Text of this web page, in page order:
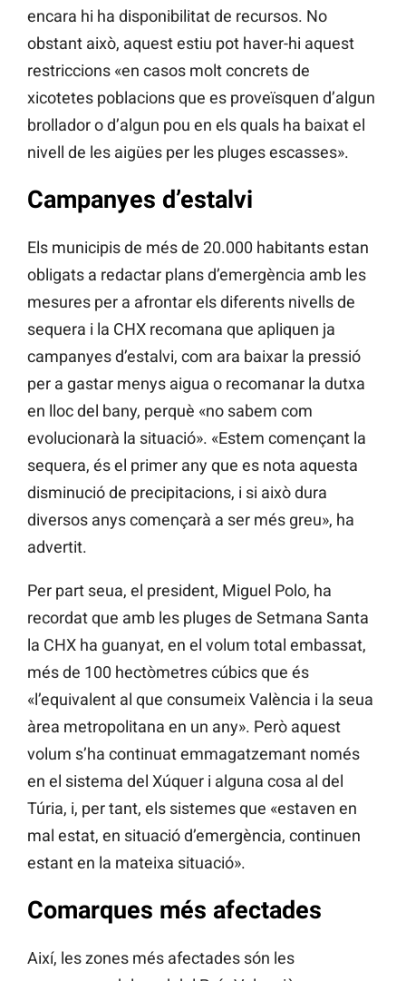
encara hi ha disponibilitat de recursos. No
obstant això, aquest estiu pot haver-hi aquest
restriccions «en casos molt concrets de
xicotetes poblacions que es proveïsquen d’algun
brollador o d’algun pou en els quals ha baixat el
nivell de les aigües per les pluges escasses».
Campanyes d’estalvi
Els municipis de més de 20.000 habitants estan
obligats a redactar plans d’emergència amb les
mesures per a afrontar els diferents nivells de
sequera i la CHX recomana que apliquen ja
campanyes d’estalvi, com ara baixar la pressió
per a gastar menys aigua o recomanar la dutxa
en lloc del bany, perquè «no sabem com
evolucionarà la situació». «Estem començant la
sequera, és el primer any que es nota aquesta
disminució de precipitacions, i si això dura
diversos anys començarà a ser més greu», ha
advertit.
Per part seua, el president, Miguel Polo, ha
recordat que amb les pluges de Setmana Santa
la CHX ha guanyat, en el volum total embassat,
més de 100 hectòmetres cúbics que és
«l’equivalent al que consumeix València i la seua
àrea metropolitana en un any». Però aquest
volum s’ha continuat emmagatzemant només
en el sistema del Xúquer i alguna cosa al del
Túria, i, per tant, els sistemes que «estaven en
mal estat, en situació d’emergència, continuen
estant en la mateixa situació».
Comarques més afectades
Així, les zones més afectades són les